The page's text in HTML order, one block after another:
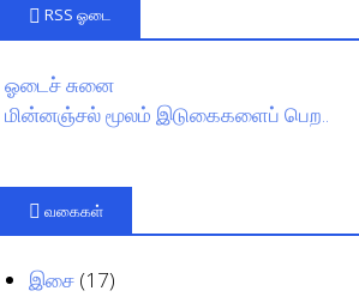
RSS ஓடை
ஓடைச் சுனை
மின்னஞ்சல் மூலம் இடுகைகளைப் பெற..
வகைகள்
இசை (17)